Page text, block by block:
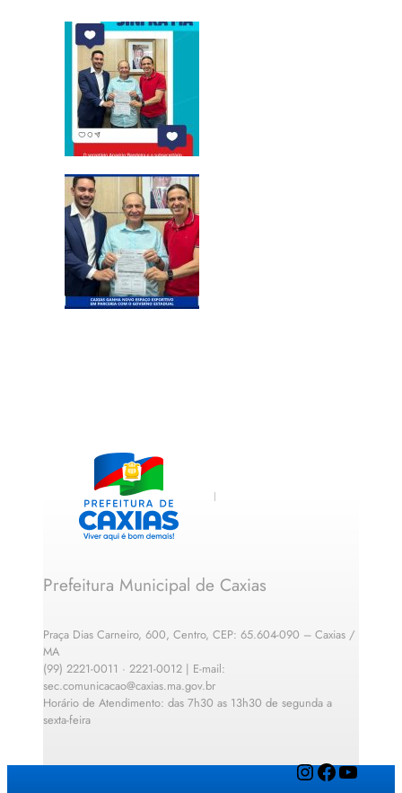
Prefeitura Municipal de Caxias
Praça Dias Carneiro, 600, Centro, CEP: 65.604-090 – Caxias /
MA
(99) 2221-0011 · 2221-0012 | E-mail:
sec.comunicacao@caxias.ma.gov.br
Horário de Atendimento: das 7h30 as 13h30 de segunda a
sexta-feira
InstagramFacebook YouTube